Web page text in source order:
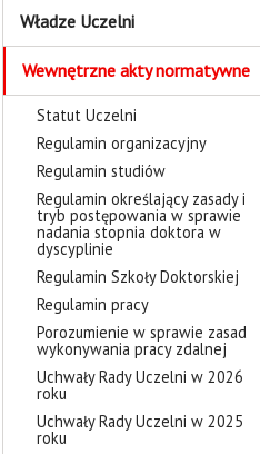
Władze Uczelni
Wewnętrzne akty normatywne
Statut Uczelni
Regulamin organizacyjny
Regulamin studiów
Regulamin określający zasady i
tryb postępowania w sprawie
nadania stopnia doktora w
dyscyplinie
Regulamin Szkoły Doktorskiej
Regulamin pracy
Porozumienie w sprawie zasad
wykonywania pracy zdalnej
Uchwały Rady Uczelni w 2026
roku
Uchwały Rady Uczelni w 2025
roku